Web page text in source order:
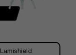
Lamishield